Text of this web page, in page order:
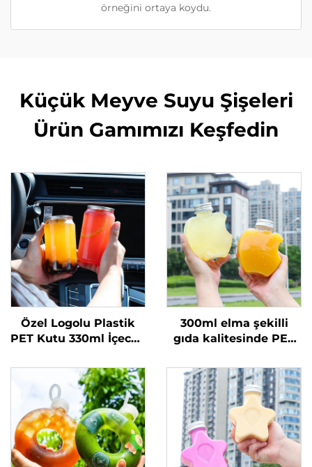
örneğini ortaya koydu.
Küçük Meyve Suyu Şişeleri
Ürün Gamımızı Keşfedin
Özel Logolu Plastik
PET Kutu 330ml İçecek
Şeffaf Gazoz Kutusu
300ml elma şekilli
gıda kalitesinde PET
ambalaj şişesi, meyve
suyu ve içecekler
taşıyabilir, yaratıcı
tasarım, çocuklara
uygun